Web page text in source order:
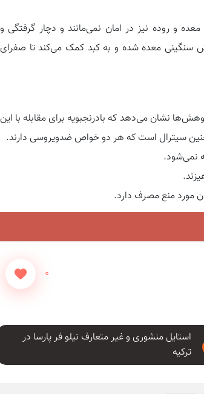
و روده نیز در امان نمی‌مانند و دچار گرفتگی و
سنگینی معده شده و به کبد کمک می‌کند تا صفرای
نشان می‌دهد که بادرنجبویه برای مقابله با این
سیترال است که هر دو خواص ضدویروسی دارند.
نمی‌شود.
مورد منع مصرف دارد.
۰
استایل منشوری و غیر متعارف نیلو فر پارسا در
ترکیه